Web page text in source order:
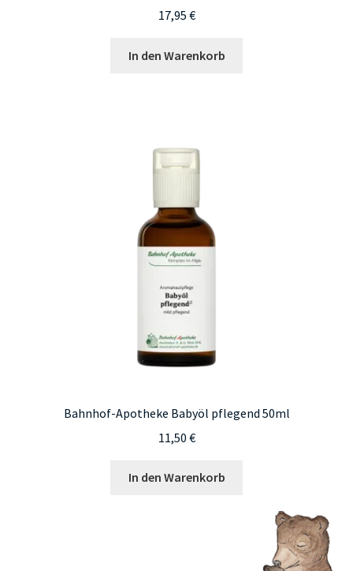
17,95 €
In den Warenkorb
Bahnhof-Apotheke Babyöl pflegend 50ml
11,50 €
In den Warenkorb